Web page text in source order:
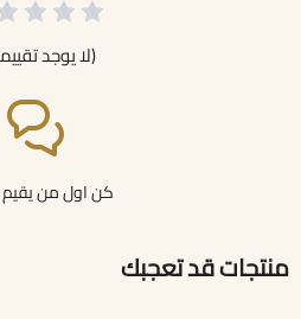
كن اول من يقيم
(لا يوجد
منتجات قد تعجبك